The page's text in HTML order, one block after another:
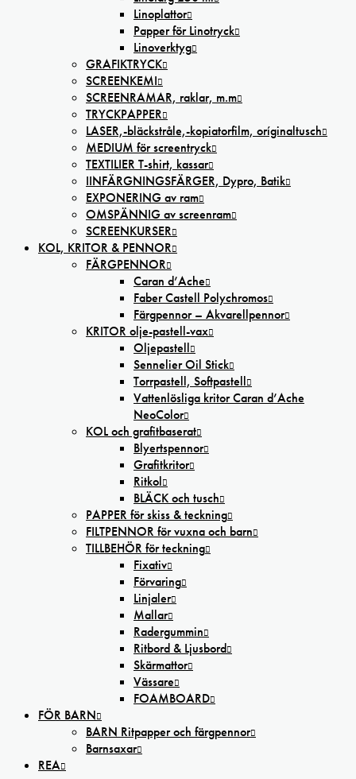
Linoplattor
Papper för Linotryck
Linoverktyg
GRAFIKTRYCK
SCREENKEMI
SCREENRAMAR, raklar, m.m
TRYCKPAPPER
LASER,-bläckstråle,-kopiatorfilm, oríginaltusch
MEDIUM för screentryck
TEXTILIER T-shirt, kassar
IINFÄRGNINGSFÄRGER, Dypro, Batik
EXPONERING av ram
OMSPÄNNIG av screenram
SCREENKURSER
KOL, KRITOR & PENNOR
FÄRGPENNOR
Caran d’Ache
Faber Castell Polychromos
Färgpennor – Akvarellpennor
KRITOR olje-pastell-vax
Oljepastell
Sennelier Oil Stick
Torrpastell, Softpastell
Vattenlösliga kritor Caran d’Ache
NeoColor
KOL och grafitbaserat
Blyertspennor
Grafitkritor
Ritkol
BLÄCK och tusch
PAPPER för skiss & teckning
FILTPENNOR för vuxna och barn
TILLBEHÖR för teckning
Fixativ
Förvaring
Linjaler
Mallar
Radergummin
Ritbord & Ljusbord
Skärmattor
Vässare
FOAMBOARD
FÖR BARN
BARN Ritpapper och färgpennor
Barnsaxar
REA